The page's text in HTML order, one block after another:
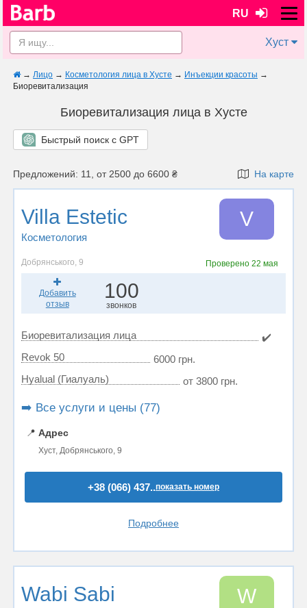
RU
Хуст
→ Лицо → Косметология лица в Хусте → Инъекции красоты →
Биоревитализация
Биоревитализация лица в Хусте
Быстрый поиск с GPT
Предложений: 11, от 2500 до 6600 ₴ На карте
Villa Estetic
Косметология
V
Добрянського, 9 Проверено 22 мая
Добавить
отзыв
100
звонков
Биоревитализация лица
✔️
Revok 50
6000 грн.
Hyalual (Гиалуаль)
от 3800 грн.
➡️ Все услуги и цены (77)
📍 Адрес
Хуст, Добрянського, 9
+38 (066) 437..показать номер
Подробнее
Wabi Sabi W